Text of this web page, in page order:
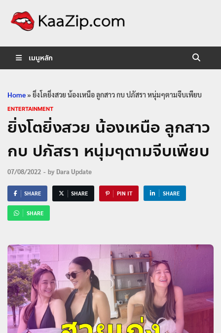
เมนูหลัก
Home»ยิ่งโตยิ่งสวย น้องเหนือ ลูกสาว กบ ปภัสรา หนุ่มๆตามจีบเพียบ
ENTERTAINMENT
ยิ่งโตยิ่งสวย น้องเหนือ ลูกสาว
กบ ปภัสรา หนุ่มๆตามจีบเพียบ
07/08/2022 - by Dara Update
SHARE SHARE PIN IT SHARE
SHARE